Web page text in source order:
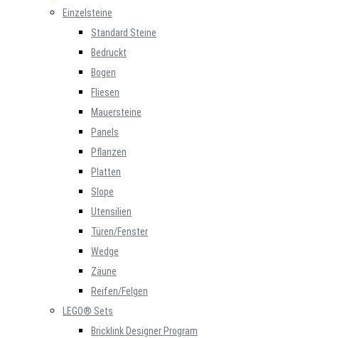
Einzelsteine
Standard Steine
Bedruckt
Bogen
Fliesen
Mauersteine
Panels
Pflanzen
Platten
Slope
Utensilien
Türen/Fenster
Wedge
Zäune
Reifen/Felgen
LEGO® Sets
Bricklink Designer Program